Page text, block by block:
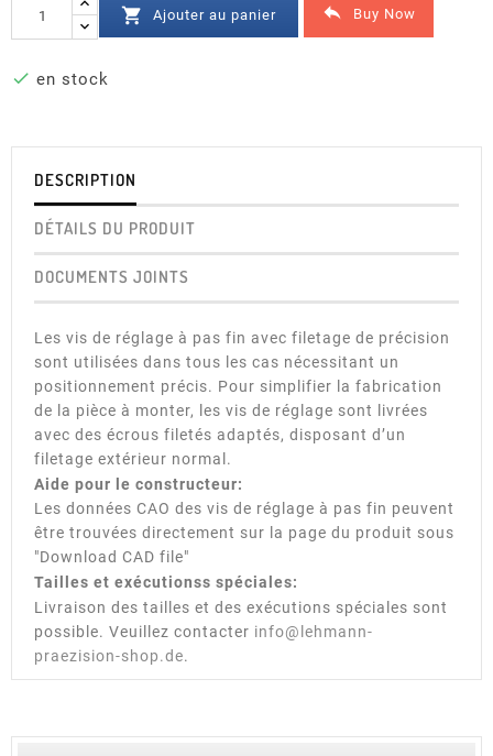
 Ajouter au panier  Buy Now
 en stock
DESCRIPTION
DÉTAILS DU PRODUIT
DOCUMENTS JOINTS
Les vis de réglage à pas fin avec filetage de précision
sont utilisées dans tous les cas nécessitant un
positionnement précis. Pour simplifier la fabrication
de la pièce à monter, les vis de réglage sont livrées
avec des écrous filetés adaptés, disposant d’un
filetage extérieur normal.
Aide pour le constructeur:
Les données CAO des vis de réglage à pas fin peuvent
être trouvées directement sur la page du produit sous
"Download CAD file"
Tailles et exécutionss spéciales:
Livraison des tailles et des exécutions spéciales sont
possible. Veuillez contacter info@lehmann-
praezision-shop.de.